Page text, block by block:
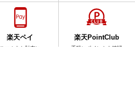
楽天ペイ
スマホをお財布に
楽天PointClub
手軽にポイントを確認